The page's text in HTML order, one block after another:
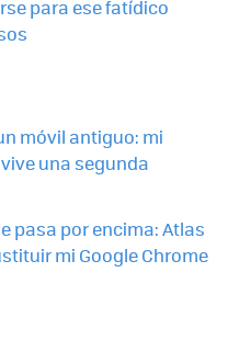
para ese fatídico
móvil antiguo: mi
una segunda
pasa por encima: Atlas
mi Google Chrome